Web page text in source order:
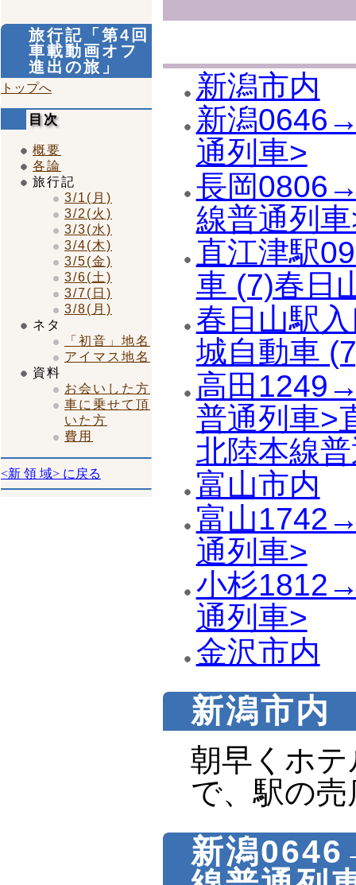
新潟市内
新潟
通列車>
長岡
線普通列
直江津駅
車 (7)春日
春日山駅
城自動車
高田
普通列車>
北陸本線
富山市内
富山
通列車>
小杉
通列車>
金沢市内
新潟市内
朝早くホ
で、駅の
新潟
旅行記「第4回
車載動画オフ
進出の旅」
トップへ
目次
概要
各論
旅行記
3/1(月)
3/2(火)
3/3(水)
3/4(木)
3/5(金)
3/6(土)
3/7(日)
3/8(月)
ネタ
「初音」地名
アイマス地名
資料
お会いした方
車に乗せて頂
いた方
費用
<新 領 域> に戻る